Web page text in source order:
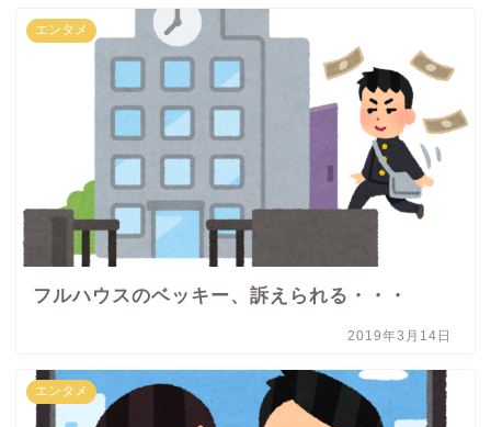
エンタメ
フルハウスのベッキー、訴えられる・・・
2019年3月14日
エンタメ